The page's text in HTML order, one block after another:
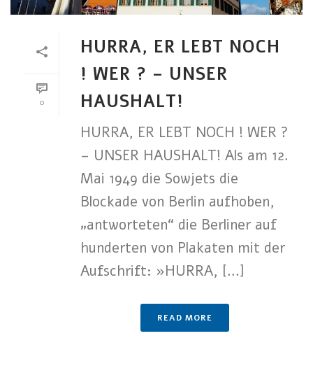
0
HURRA, ER LEBT NOCH
! WER ? – UNSER
HAUSHALT!
HURRA, ER LEBT NOCH ! WER ?
– UNSER HAUSHALT! Als am 12.
Mai 1949 die Sowjets die
Blockade von Berlin aufhoben,
„antworteten“ die Berliner auf
hunderten von Plakaten mit der
Aufschrift: »HURRA, [...]
READ MORE